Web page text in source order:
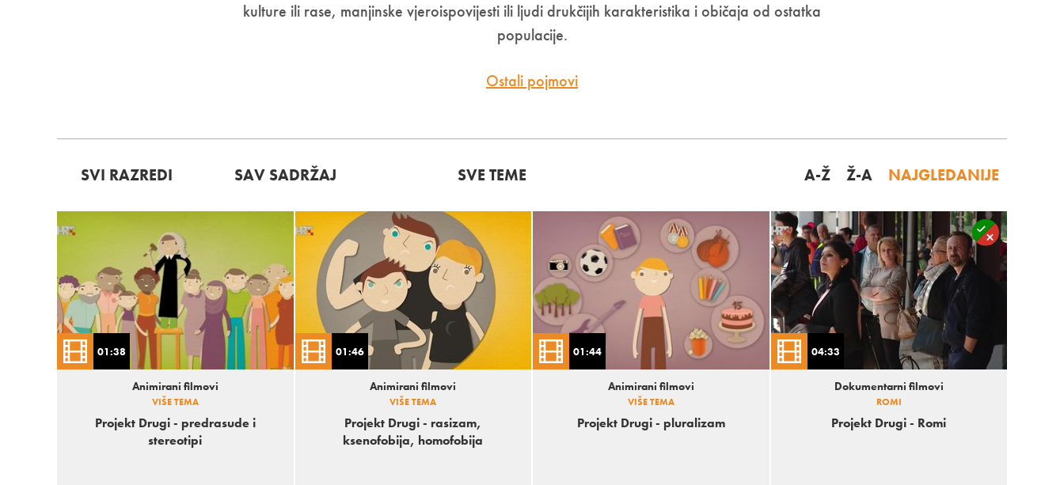
kulture ili rase, manjinske vjeroispovijesti ili ljudi drukčijih karakteristika i običaja od ostatka
populacije.
Ostali pojmovi
A-Ž Ž-A NAJGLEDANIJE
01:38
Animirani filmovi
VIŠE TEMA
Projekt Drugi - predrasude i
stereotipi
01:46
Animirani filmovi
VIŠE TEMA
Projekt Drugi - rasizam,
ksenofobija, homofobija
01:44
Animirani filmovi
VIŠE TEMA
Projekt Drugi - pluralizam
04:33
Dokumentarni filmovi
ROMI
Projekt Drugi - Romi